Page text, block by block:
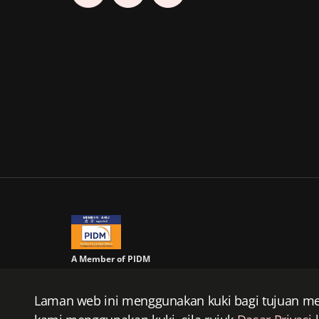
Laman web ini menggunakan kuki bagi tujuan
A Member of PIDM
Prudential BSN Takaful Berhad merupakan sebuah syarikat
Prudential BSN Takaful Berhad dan Prudential plc tidak